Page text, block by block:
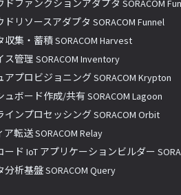
ドファンクションアダプタ SORACOM
ドリソースアダプタ SORACOM Funnel
収集・蓄積 SORACOM Harvest
ス管理 SORACOM Inventory
アプロビジョニング SORACOM Krypton
ュボード作成/共有 SORACOM Lagoon
インプロセッシング SORACOM Orbit
ア転送 SORACOM Relay
ード IoT アプリケーションビルダー
分析基盤 SORACOM Query